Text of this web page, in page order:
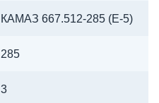
КАМАЗ 667.512-285 (Е-5)
285
3